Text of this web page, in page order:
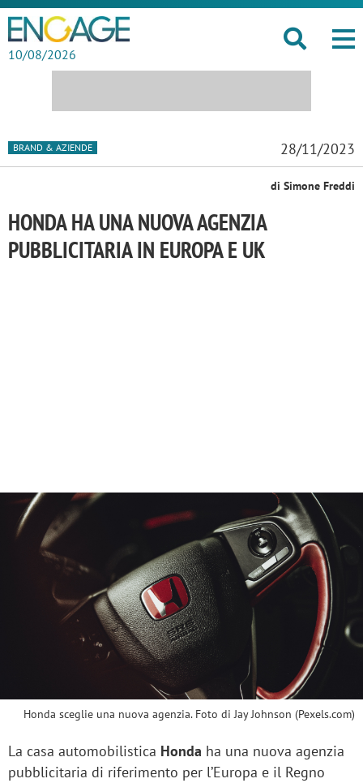
10/08/2026
BRAND & AZIENDE 28/11/2023
di Simone Freddi
HONDA HA UNA NUOVA AGENZIA
PUBBLICITARIA IN EUROPA E UK
Honda sceglie una nuova agenzia. Foto di Jay Johnson (Pexels.com)
La casa automobilistica Honda ha una nuova agenzia
pubblicitaria di riferimento per l’Europa e il Regno